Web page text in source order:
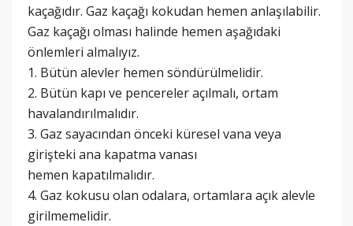
kaçağıdır. Gaz kaçağı kokudan hemen anlaşılabilir.
Gaz kaçağı olması halinde hemen aşağıdaki
önlemleri almalıyız.
1. Bütün alevler hemen söndürülmelidir.
2. Bütün kapı ve pencereler açılmalı, ortam
havalandırılmalıdır.
3. Gaz sayacından önceki küresel vana veya
girişteki ana kapatma vanası
hemen kapatılmalıdır.
4. Gaz kokusu olan odalara, ortamlara açık alevle
girilmemelidir.